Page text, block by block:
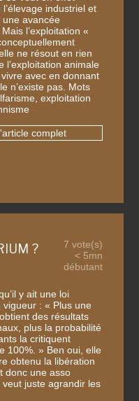
l’élevage industriel et
avancée
l’exploitation «
ne résout en rien
l’exploitation animale
avec en donnant
n’existe pas. Mots
exploitation
complet
?
7 vote(s)
< 5mn
débutant
y ait une loi
vigueur : « Plus une
des résultats
plus la probabilité
la critiquent
100%. » Ben oui, elle
obtenu la libération
donc une asso
juste agrandir les